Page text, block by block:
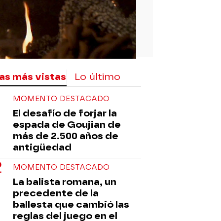
más vistas Lo último
MOMENTO DESTACADO
El desafío de forjar la
espada de Goujian de
más de 2.500 años de
antigüedad
MOMENTO DESTACADO
La balista romana, un
precedente de la
ballesta que cambió las
reglas del juego en el